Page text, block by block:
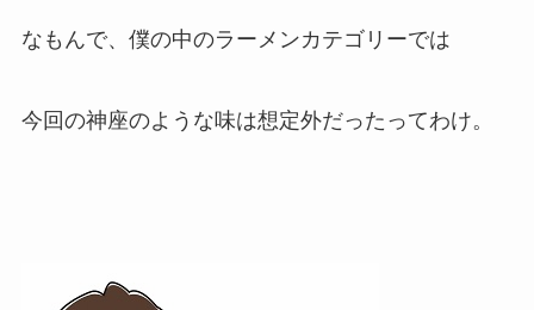
なもんで、僕の中のラーメンカテゴリーでは
今回の神座のような味は想定外だったってわけ。